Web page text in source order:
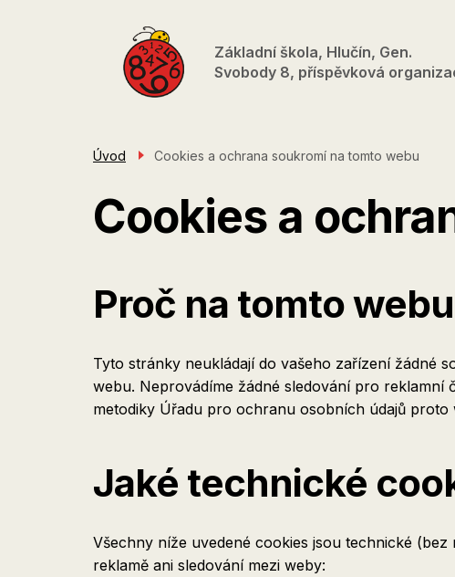
Základní škola, Hlučín, Gen.
Svobody 8, příspěvková
Úvod Cookies a ochrana soukromí na tomto webu
Cookies a
Proč na tomto
Tyto stránky neukládají do vašeho zařízení žádné
webu. Neprovádíme žádné sledování pro reklamní
metodiky Úřadu pro ochranu osobních údajů
Jaké technické
Všechny níže uvedené cookies jsou technické
reklamě ani sledování mezi weby: